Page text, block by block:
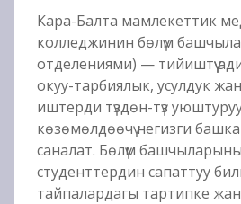
Кара-Балта мамлекеттик
колледжинин бөлүм
отделениями) — тийиштүү
окуу-тарбиялык, усулдук
иштерди түздөн-түз
көзөмөлдөөчү негизги
саналат. Бөлүм башчыларынын
студенттердин сапаттуу
тайпалардагы тартипке